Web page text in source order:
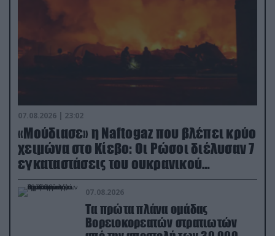
07.08.2026 | 23:02
«Μούδιασε» η Naftogaz που βλέπει κρύο
χειμώνα στο Κίεβο: Οι Ρώσοι διέλυσαν 7
εγκαταστάσεις του ουκρανικού
κολοσσού!
07.08.2026
Τα πρώτα πλάνα ομάδας
Βορειοκορεατών στρατιωτών